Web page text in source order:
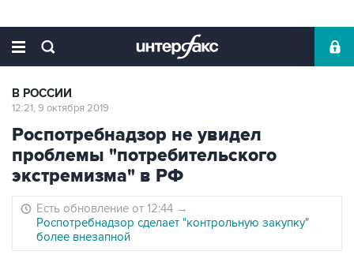
В РОССИИ
12:21, 9 октября 2019
Роспотребнадзор не увидел
проблемы "потребительского
экстремизма" в РФ
Есть обновление от 12:44 →
Роспотребнадзор сделает "контрольную закупку"
более внезапной